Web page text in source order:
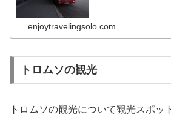
enjoytravelingsolo.com
トロムソの観光
トロムソの観光について観光スポッ